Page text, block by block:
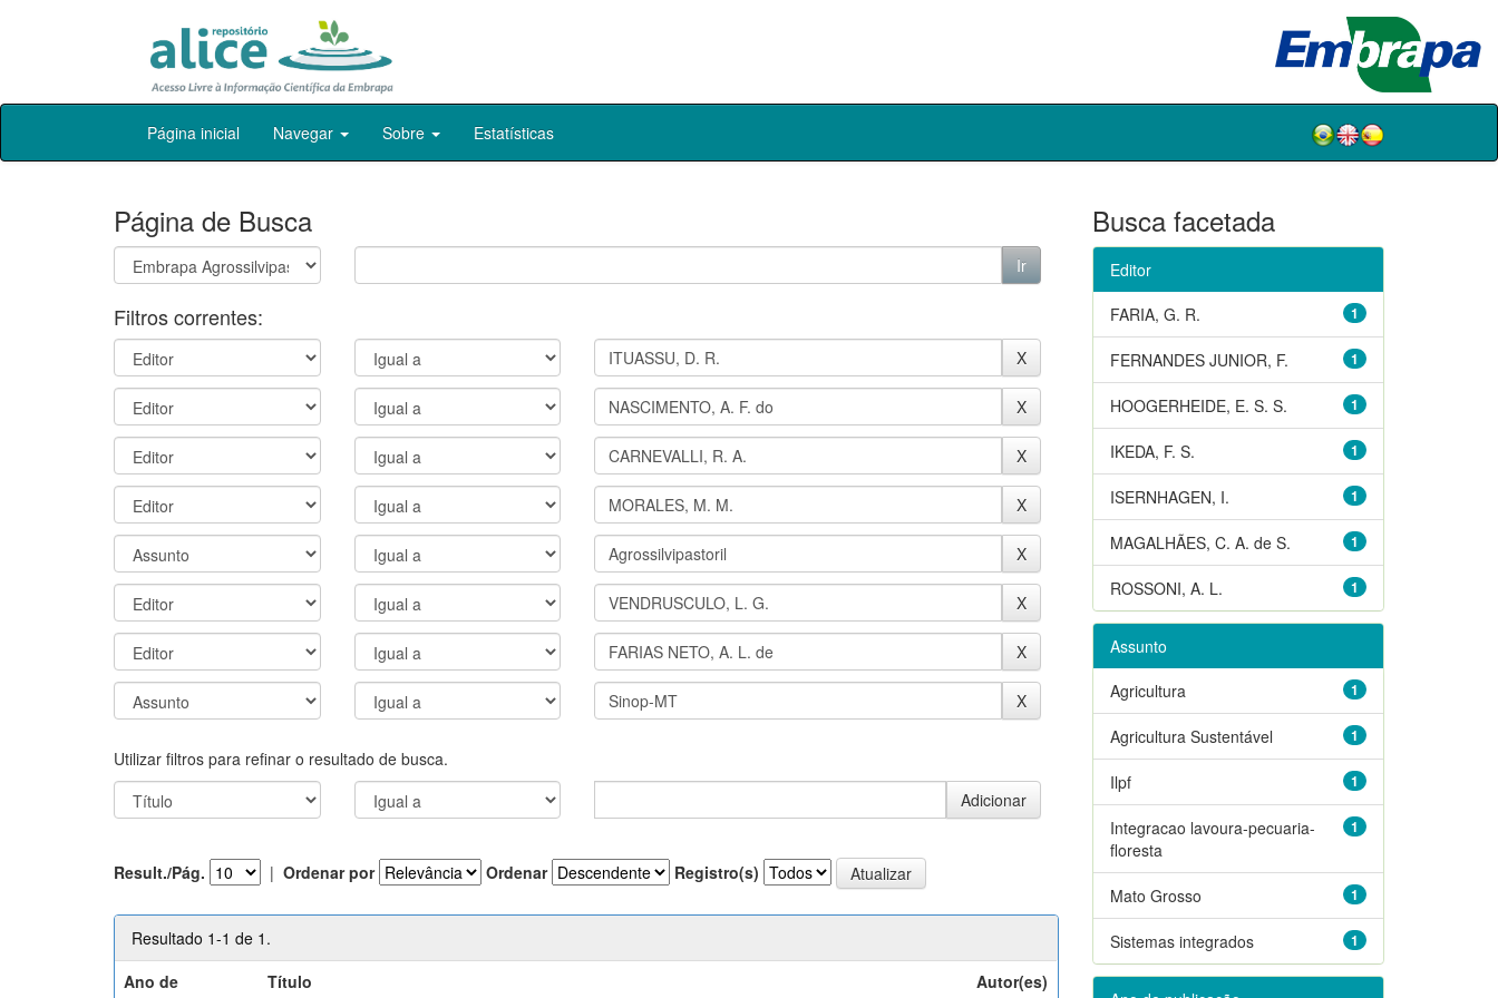
Skip
Página inicial Navegar Sobre Estatísticas
Página de Busca
Filtros correntes:
Utilizar filtros para refinar o resultado de busca.
Result./Pág. | Ordenar por Ordenar Registro(s)
Resultado 1-1 de 1.
Ano de
Título Autor(es)
Busca facetada
Editor
1
FARIA, G. R.
1
FERNANDES JUNIOR, F.
1
HOOGERHEIDE, E. S. S.
1
IKEDA, F. S.
1
ISERNHAGEN, I.
1
MAGALHÃES, C. A. de S.
1
ROSSONI, A. L.
Assunto
1
Agricultura
1
Agricultura Sustentável
1
Ilpf
1
Integracao lavoura-pecuaria-
floresta
1
Mato Grosso
1
Sistemas integrados